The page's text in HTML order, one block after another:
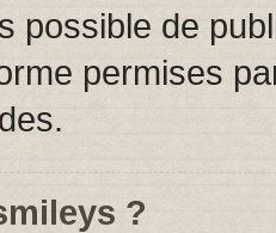
possible de
permises
?